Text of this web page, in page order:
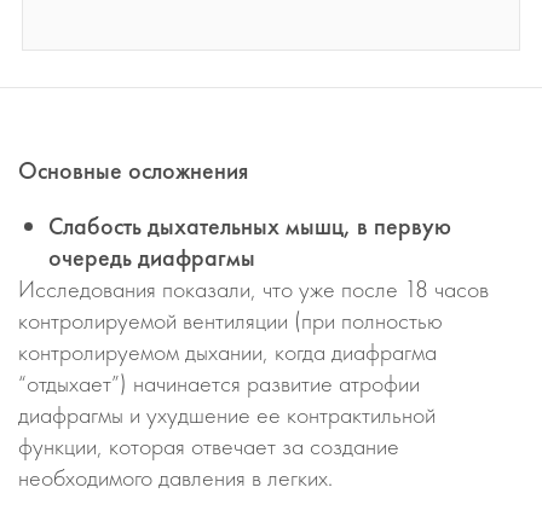
Основные осложнения
Слабость дыхательных мышц, в первую
очередь диафрагмы
Исследования показали, что уже после 18 часов
контролируемой вентиляции (при полностью
контролируемом дыхании, когда диафрагма
“отдыхает”) начинается развитие атрофии
диафрагмы и ухудшение ее контрактильной
функции, которая отвечает за создание
необходимого давления в легких.